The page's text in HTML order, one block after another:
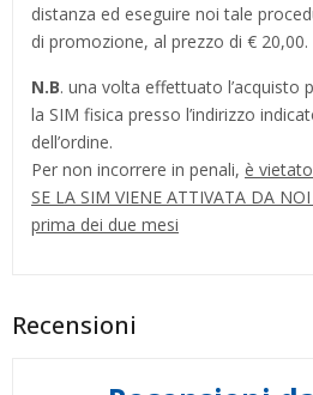
distanza ed eseguire noi tale
di promozione, al prezzo di € 20,00.
N.B. una volta effettuato l’acquisto
la SIM fisica presso l’indirizzo
dell’ordine.
Per non incorrere in penali, è
SE LA SIM VIENE ATTIVATA DA
prima dei due mesi
Recensioni